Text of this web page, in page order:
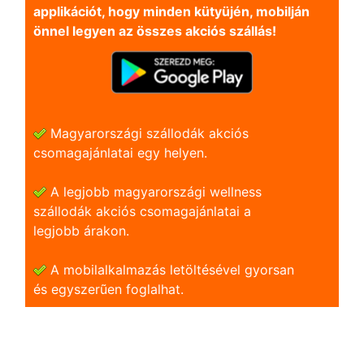
applikációt, hogy minden kütyüjén, mobilján
önnel legyen az összes akciós szállás!
Magyarországi szállodák akciós
csomagajánlatai egy helyen.
A legjobb magyarországi wellness
szállodák akciós csomagajánlatai a
legjobb árakon.
A mobilalkalmazás letöltésével gyorsan
és egyszerũen foglalhat.